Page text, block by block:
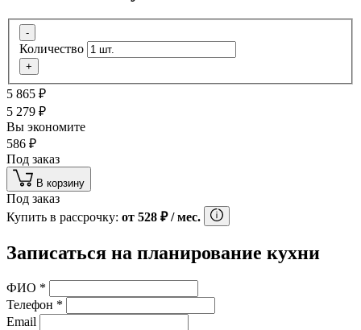
-
Количество
+
5 865 ₽
5 279 ₽
Вы экономите
586 ₽
Под заказ
В корзину
Под заказ
Купить в рассрочку: от 528 ₽/ мес.
Записаться на планирование кухни
ФИО *
Телефон *
Email